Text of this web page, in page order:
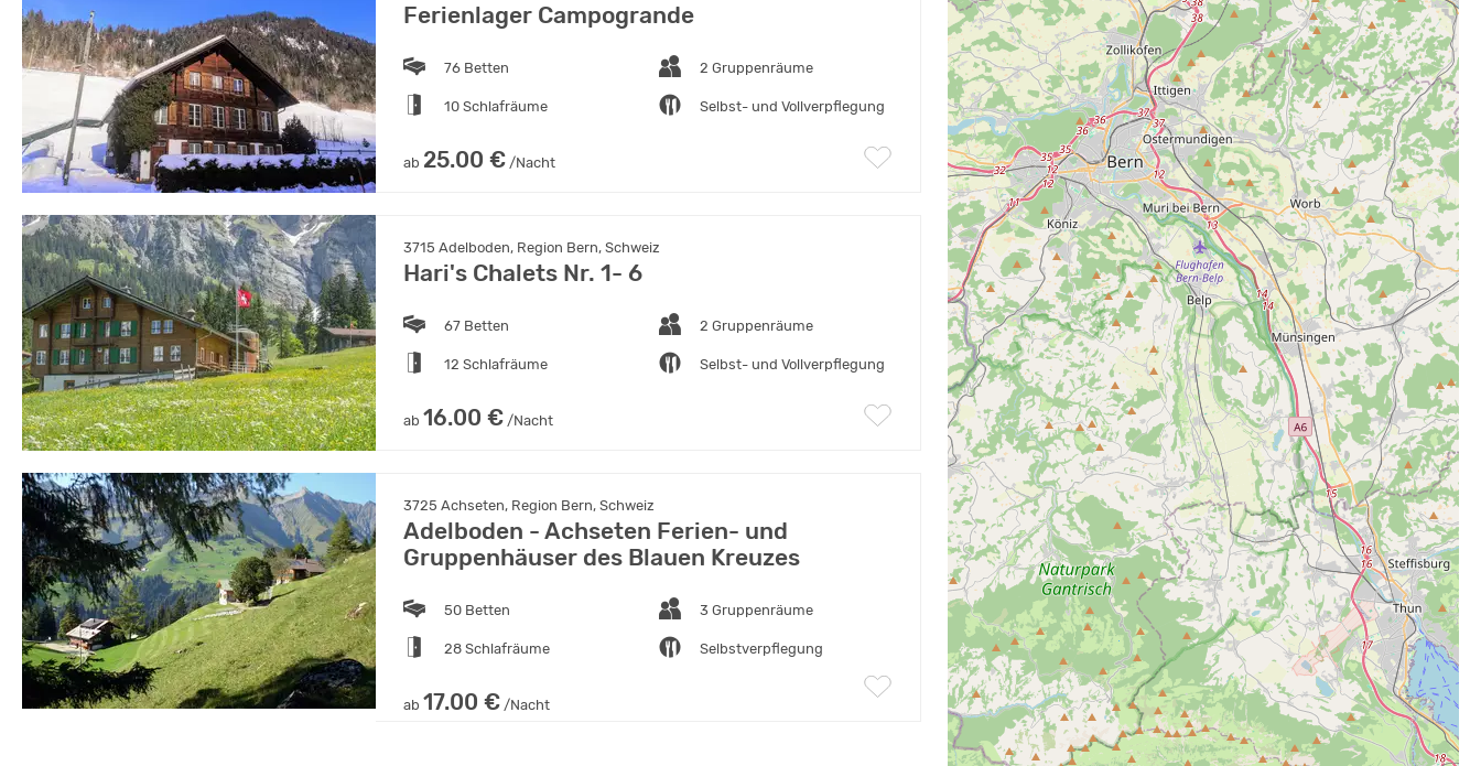
Ferienlager Campogrande
76 Betten 2 Gruppenräume
10 Schlafräume Selbst- und Vollverpflegung
ab 25.00 € /Nacht
3715 Adelboden, Region Bern, Schweiz
Hari's Chalets Nr. 1- 6
67 Betten 2 Gruppenräume
12 Schlafräume Selbst- und Vollverpflegung
ab 16.00 € /Nacht
3725 Achseten, Region Bern, Schweiz
Adelboden - Achseten Ferien- und
Gruppenhäuser des Blauen Kreuzes
50 Betten 3 Gruppenräume
28 Schlafräume Selbstverpflegung
ab 17.00 € /Nacht